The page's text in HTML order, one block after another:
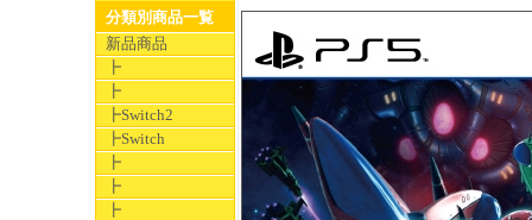
分類別商品一覧
新品商品
┣
┣
┣Switch2
┣Switch
┣
┣
┣